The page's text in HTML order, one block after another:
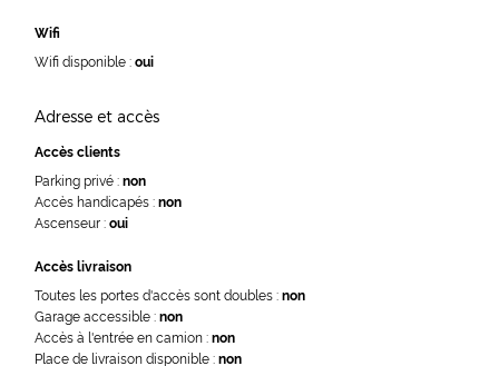
Wifi
Wifi disponible :oui
Adresse et accès
Accès clients
Parking privé :non
Accès handicapés :non
Ascenseur :oui
Accès livraison
Toutes les portes d'accès sont doubles :non
Garage accessible :non
Accès à l'entrée en camion :non
Place de livraison disponible :non